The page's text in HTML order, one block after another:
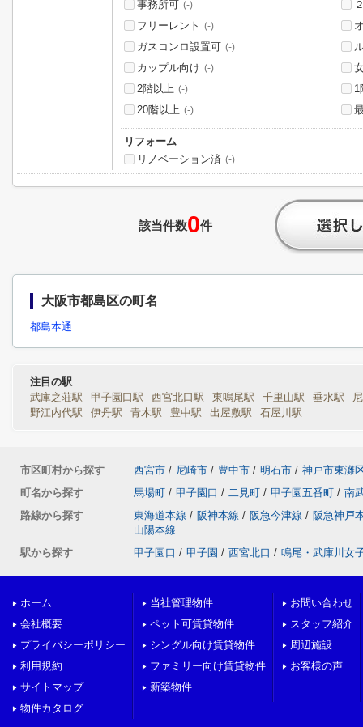
事務所可 (-)
フリーレント
(-)
ガスコンロ設置可 (-)
カップル向け (-)
2階以上 (-)
1
20階以上 (-)
リフォーム
リノベーション済 (-)
該当件数0件
大阪市都島区の町名
都島本通
注目の駅
武庫之荘駅
甲子園口駅 西宮北口駅 東鳴尾駅 千里山駅 垂水駅
野江内代駅
伊丹駅 青木駅 豊中駅 出屋敷駅 石屋川駅
市区町村から探す 西宮市 / 尼崎市 / 豊中市 / 明石市 / 神戸市東灘
町名から探す
馬場町 / 甲子園口 / 二見町 / 甲子園五番町 / 南
路線から探す
東海道本線 / 阪神本線 / 阪急今津線 / 阪急神戸
山陽本線
駅から探す
甲子園口 / 甲子園 / 西宮北口 / 鳴尾・武庫川女
ホーム
会社概要
プライバシーポリシー
利用規約
サイトマップ
物件カタログ
当社管理物件
ペット可賃貸物件
シングル向け賃貸物件
ファミリー向け賃貸物件
新築物件
お問い合わせ
スタッフ紹介
周辺施設
お客様の声